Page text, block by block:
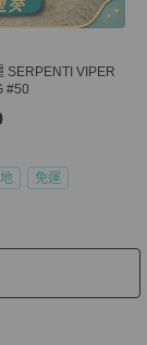
SERPENTI VIPER
#50
免運